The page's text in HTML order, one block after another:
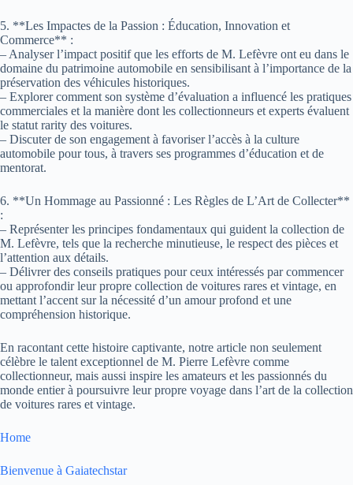
5. **Les Impactes de la Passion : Éducation, Innovation et
Commerce** :
– Analyser l’impact positif que les efforts de M. Lefèvre ont eu dans le
domaine du patrimoine automobile en sensibilisant à l’importance de la
préservation des véhicules historiques.
– Explorer comment son système d’évaluation a influencé les pratiques
commerciales et la manière dont les collectionneurs et experts évaluent
le statut rarity des voitures.
– Discuter de son engagement à favoriser l’accès à la culture
automobile pour tous, à travers ses programmes d’éducation et de
mentorat.
6. **Un Hommage au Passionné : Les Règles de L’Art de Collecter**
:
– Représenter les principes fondamentaux qui guident la collection de
M. Lefèvre, tels que la recherche minutieuse, le respect des pièces et
l’attention aux détails.
– Délivrer des conseils pratiques pour ceux intéressés par commencer
ou approfondir leur propre collection de voitures rares et vintage, en
mettant l’accent sur la nécessité d’un amour profond et une
compréhension historique.
En racontant cette histoire captivante, notre article non seulement
célèbre le talent exceptionnel de M. Pierre Lefèvre comme
collectionneur, mais aussi inspire les amateurs et les passionnés du
monde entier à poursuivre leur propre voyage dans l’art de la collection
de voitures rares et vintage.
Home
Bienvenue à Gaiatechstar